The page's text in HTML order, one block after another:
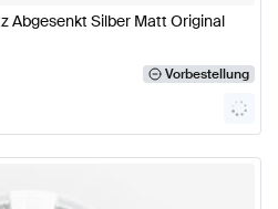
Abgesenkt Silber Matt Original
Vorbestellung